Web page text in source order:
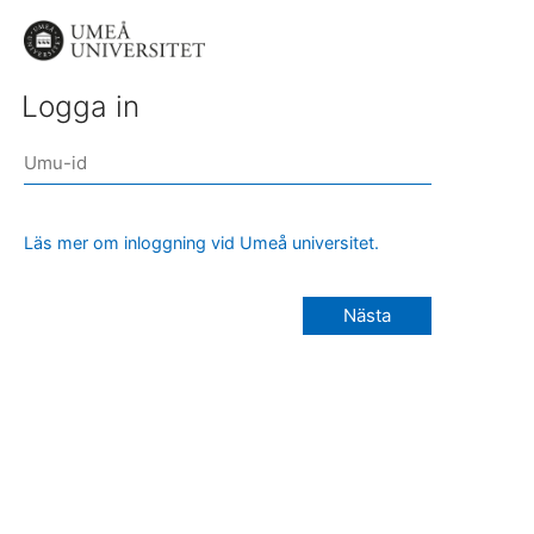
Logga in
Läs mer om inloggning vid Umeå universitet.
Nästa